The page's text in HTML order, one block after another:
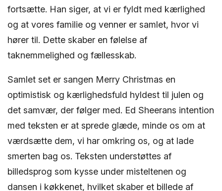
fortsætte. Han siger, at vi er fyldt med kærlighed
og at vores familie og venner er samlet, hvor vi
hører til. Dette skaber en følelse af
taknemmelighed og fællesskab.
Samlet set er sangen Merry Christmas en
optimistisk og kærlighedsfuld hyldest til julen og
det samvær, der følger med. Ed Sheerans intention
med teksten er at sprede glæde, minde os om at
værdsætte dem, vi har omkring os, og at lade
smerten bag os. Teksten understøttes af
billedsprog som kysse under misteltenen og
dansen i køkkenet, hvilket skaber et billede af